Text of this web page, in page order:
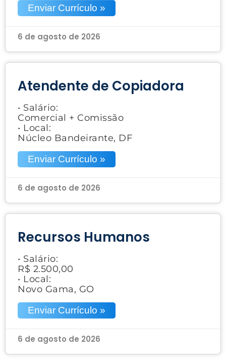
Enviar Currículo »
6 de agosto de 2026
Atendente de Copiadora
• Salário:
Comercial + Comissão
• Local:
Núcleo Bandeirante, DF
Enviar Currículo »
6 de agosto de 2026
Recursos Humanos
• Salário:
R$ 2.500,00
• Local:
Novo Gama, GO
Enviar Currículo »
6 de agosto de 2026